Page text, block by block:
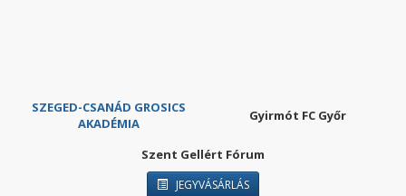
SZEGED-CSANÁD GROSICS
AKADÉMIA
Gyirmót FC Győr
Szent Gellért Fórum
JEGYVÁSÁRLÁS